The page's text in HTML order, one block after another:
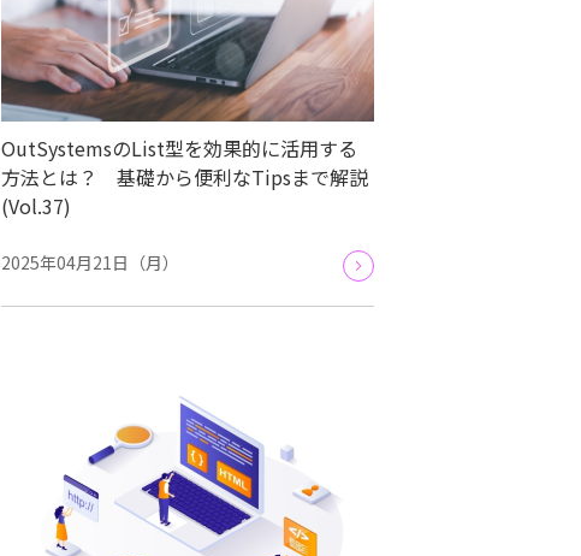
OutSystemsのList型を効果的に活用する
方法とは？ 基礎から便利なTipsまで解説
(Vol.37)
2025年04月21日（月）